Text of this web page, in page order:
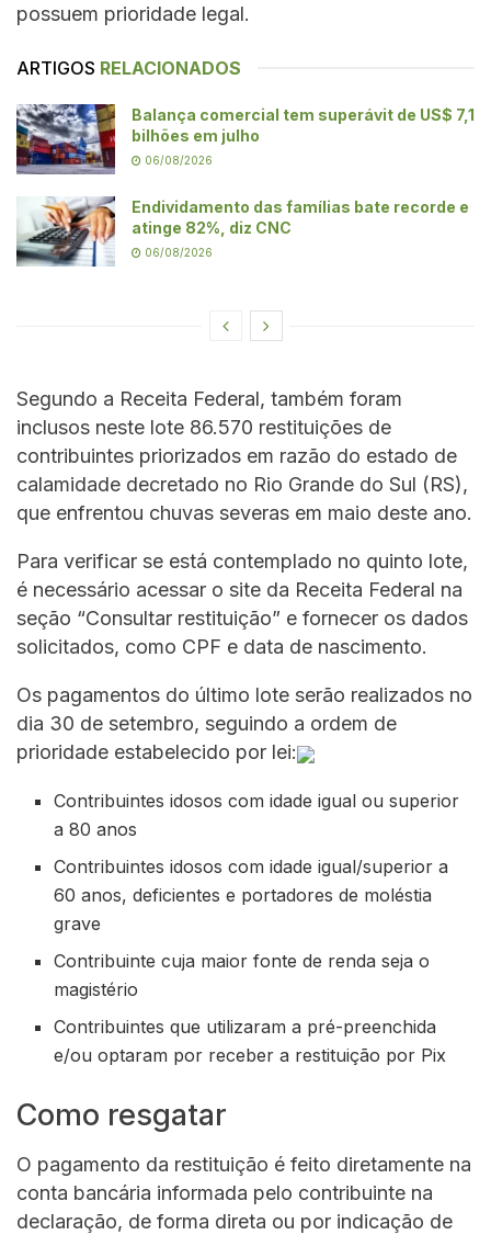
possuem prioridade legal.
ARTIGOS RELACIONADOS
Balança comercial tem superávit de US$ 7,1
bilhões em julho
06/08/2026
Endividamento das famílias bate recorde e
atinge 82%, diz CNC
06/08/2026
Segundo a Receita Federal, também foram
inclusos neste lote 86.570 restituições de
contribuintes priorizados em razão do estado de
calamidade decretado no Rio Grande do Sul (RS),
que enfrentou chuvas severas em maio deste ano.
Para verificar se está contemplado no quinto lote,
é necessário acessar o site da Receita Federal na
seção “Consultar restituição” e fornecer os dados
solicitados, como CPF e data de nascimento.
Os pagamentos do último lote serão realizados no
dia 30 de setembro, seguindo a ordem de
prioridade estabelecido por lei:
Contribuintes idosos com idade igual ou superior
a 80 anos
Contribuintes idosos com idade igual/superior a
60 anos, deficientes e portadores de moléstia
grave
Contribuinte cuja maior fonte de renda seja o
magistério
Contribuintes que utilizaram a pré-preenchida
e/ou optaram por receber a restituição por Pix
Como resgatar
O pagamento da restituição é feito diretamente na
conta bancária informada pelo contribuinte na
declaração, de forma direta ou por indicação de